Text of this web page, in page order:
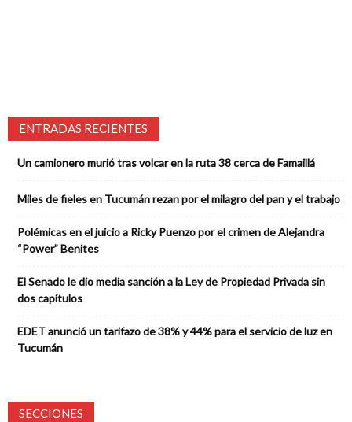
ENTRADAS RECIENTES
Un camionero murió tras volcar en la ruta 38 cerca de Famaillá
Miles de fieles en Tucumán rezan por el milagro del pan y el trabajo
Polémicas en el juicio a Ricky Puenzo por el crimen de Alejandra
“Power” Benites
El Senado le dio media sanción a la Ley de Propiedad Privada sin
dos capítulos
EDET anunció un tarifazo de 38% y 44% para el servicio de luz en
Tucumán
SECCIONES